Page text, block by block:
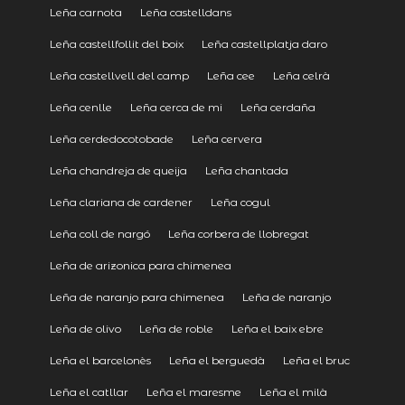
Leña carnota Leña castelldans
Leña castellfollit del boix Leña castellplatja daro
Leña castellvell del camp Leña cee Leña celrà
Leña cenlle Leña cerca de mi Leña cerdaña
Leña cerdedocotobade Leña cervera
Leña chandreja de queija Leña chantada
Leña clariana de cardener Leña cogul
Leña coll de nargó Leña corbera de llobregat
Leña de arizonica para chimenea
Leña de naranjo para chimenea Leña de naranjo
Leña de olivo Leña de roble Leña el baix ebre
Leña el barcelonès Leña el berguedà Leña el bruc
Leña el catllar Leña el maresme Leña el milà